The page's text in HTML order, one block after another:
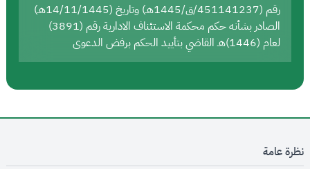
رقم (451141237/ق/1445هـ) وتاريخ (14/11/1445هـ)
الصادر بشأنه حكم محكمة الاستئناف الادارية رقم (3891)
لعام (1446)هـ القاضي بتأييد الحكم برفض الدعوى
نظرة عامة